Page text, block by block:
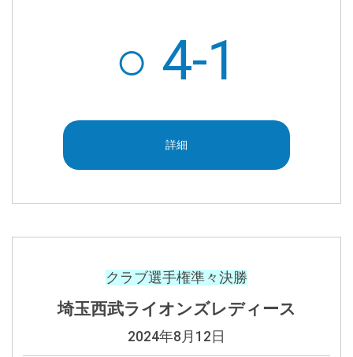
○ 4-1
詳細
クラブ選手権準々決勝
埼玉西武ライオンズレディース
2024年8月12日